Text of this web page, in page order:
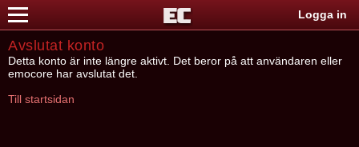
Logga in
Avslutat konto
Detta konto är inte längre aktivt. Det beror på att användaren eller
emocore har avslutat det.
Till startsidan